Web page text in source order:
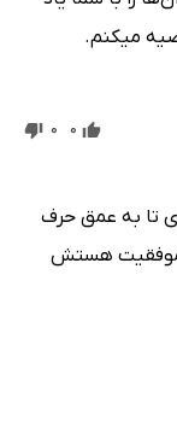
میکنم.
0
0
تا به عمق حرف
موفقیت هستش